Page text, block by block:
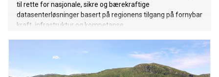
til rette for nasjonale, sikre og bærekraftige
datasenterløsninger basert på regionens tilgang på fornybar
kraft, infrastruktur og kompetanse.